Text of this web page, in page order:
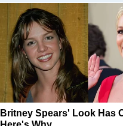
Britney Spears' Look Has